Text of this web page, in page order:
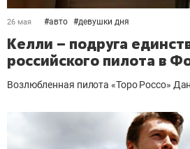
26 мая #авто #девушки дня
Келли – подруга
российского пилота в
Возлюбленная пилота «Торо Россо»